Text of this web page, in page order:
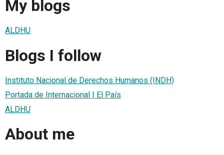
My blogs
ALDHU
Blogs I follow
Instituto Nacional de Derechos Humanos (INDH)
Portada de Internacional | El País
ALDHU
About me